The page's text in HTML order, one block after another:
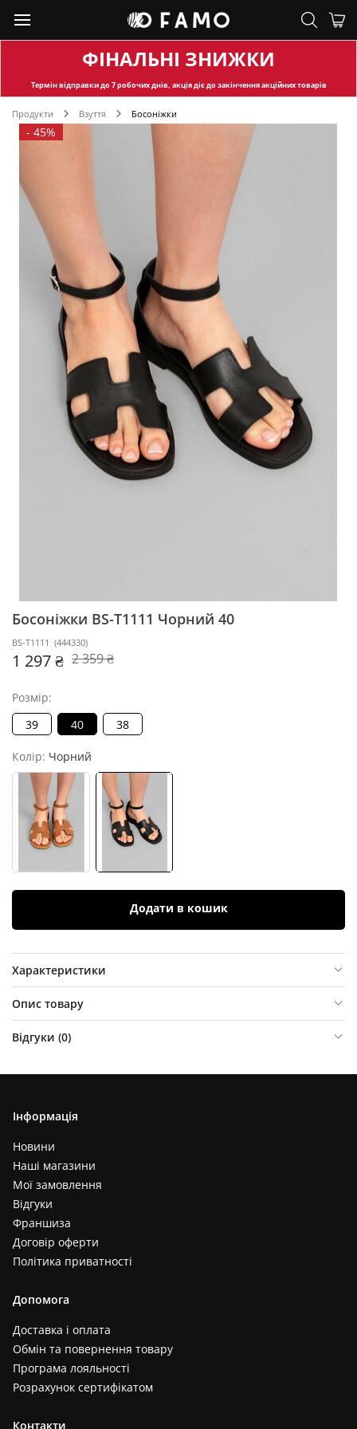
ФІНАЛЬНІ ЗНИЖКИ
Термін відправкидо 7 робочих днів, акція діє до закінчення акційних товарів
Продукти Взуття Босоніжки
- 45%
Босоніжки BS-T1111 Чорний 40
BS-T1111 (444330)
1 297 ₴ 2 359 ₴
Розмір:
39
40 38
Колір: Чорний
Додати в кошик
Характеристики
Опис товару
Відгуки (0)
Інформація
Новини
Наші магазини
Мої замовлення
Відгуки
Франшиза
Договір оферти
Політика приватності
Допомога
Доставка і оплата
Обмін та повернення товару
Програма лояльності
Розрахунок сертифікатом
Контакти